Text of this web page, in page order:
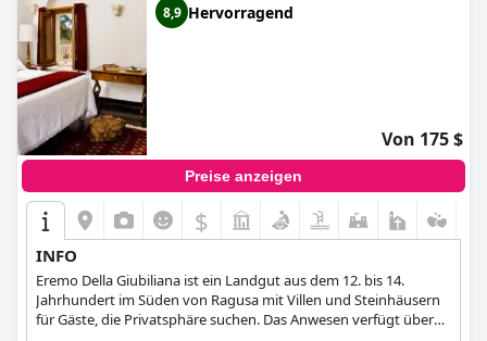
8,9 Hervorragend
Von 175 $
Preise anzeigen
$
INFO
Eremo Della Giubiliana ist ein Landgut aus dem 12. bis 14.
Jahrhundert im Süden von Ragusa mit Villen und Steinhäusern
für Gäste, die Privatsphäre suchen. Das Anwesen verfügt über